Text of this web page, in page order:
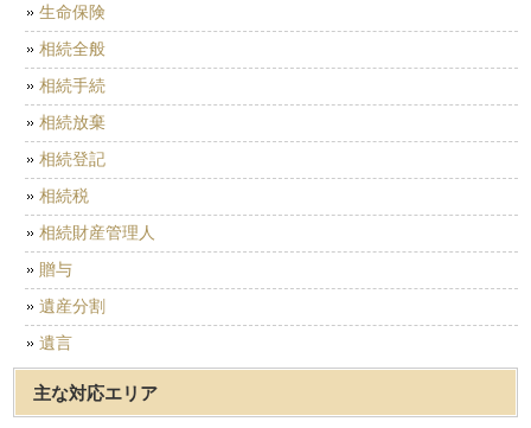
生命保険
相続全般
相続手続
相続放棄
相続登記
相続税
相続財産管理人
贈与
遺産分割
遺言
主な対応エリア